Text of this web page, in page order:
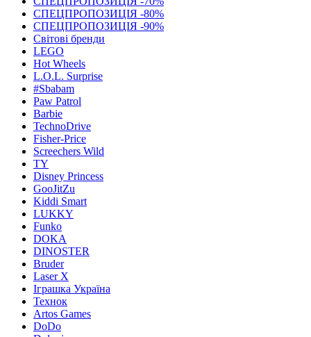
СПЕЦПРОПОЗИЦІЯ -80%
СПЕЦПРОПОЗИЦІЯ -90%
Світові бренди
LEGO
Hot Wheels
L.O.L. Surprise
#Sbabam
Paw Patrol
Barbie
TechnoDrive
Fisher-Price
Screechers Wild
TY
Disney Princess
GooJitZu
Kiddi Smart
LUKKY
Funko
DOKA
DINOSTER
Bruder
Laser X
Іграшка Україна
Технок
Artos Games
DoDo